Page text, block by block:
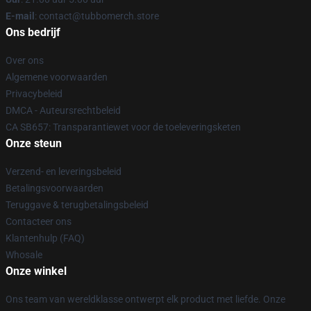
E-mail : contact@tubbomerch.store
Ons bedrijf
Over ons
Algemene voorwaarden
Privacybeleid
DMCA - Auteursrechtbeleid
CA SB657: Transparantiewet voor de toeleveringsketen
Onze steun
Verzend- en leveringsbeleid
Betalingsvoorwaarden
Teruggave & terugbetalingsbeleid
Contacteer ons
Klantenhulp (FAQ)
Whosale
Onze winkel
Ons team van wereldklasse ontwerpt elk product met liefde. Onze